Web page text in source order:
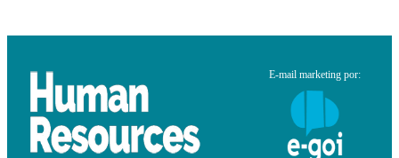
E-mail marketing por: